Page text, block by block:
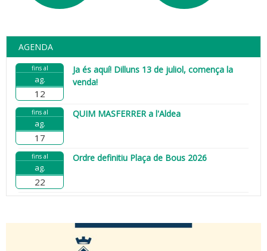
AGENDA
fins al
ag.
12
Ja és aquí! Dilluns 13 de juliol, comença la
venda!
fins al
ag.
17
QUIM MASFERRER a l'Aldea
fins al
ag.
22
Ordre definitiu Plaça de Bous 2026